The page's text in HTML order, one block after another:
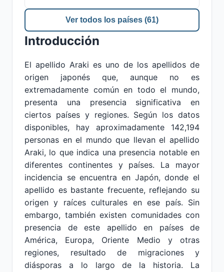
Ver todos los países (61)
Introducción
El apellido Araki es uno de los apellidos de
origen japonés que, aunque no es
extremadamente común en todo el mundo,
presenta una presencia significativa en
ciertos países y regiones. Según los datos
disponibles, hay aproximadamente 142,194
personas en el mundo que llevan el apellido
Araki, lo que indica una presencia notable en
diferentes continentes y países. La mayor
incidencia se encuentra en Japón, donde el
apellido es bastante frecuente, reflejando su
origen y raíces culturales en ese país. Sin
embargo, también existen comunidades con
presencia de este apellido en países de
América, Europa, Oriente Medio y otras
regiones, resultado de migraciones y
diásporas a lo largo de la historia. La